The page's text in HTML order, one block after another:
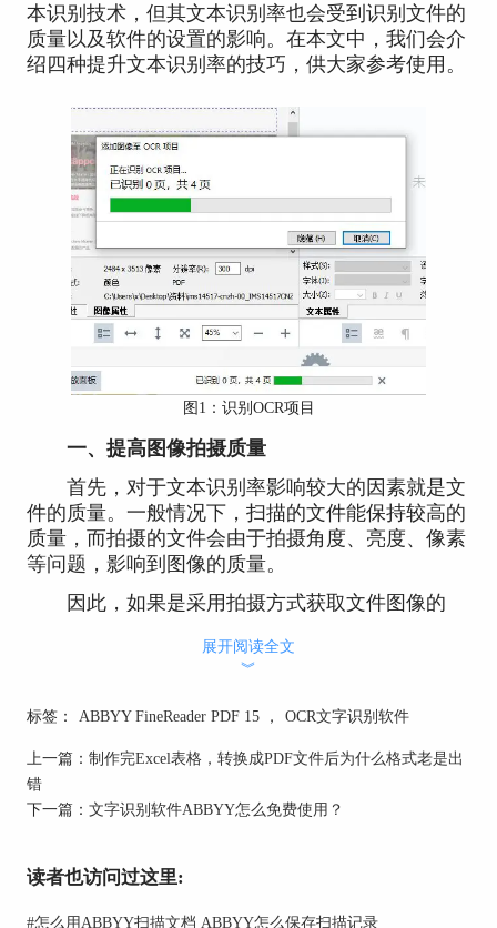
本识别技术，但其文本识别率也会受到识别文件的
质量以及软件的设置的影响。在本文中，我们会介
绍四种提升文本识别率的技巧，供大家参考使用。
图1：识别OCR项目
一、提高图像拍摄质量
首先，对于文本识别率影响较大的因素就是文
件的质量。一般情况下，扫描的文件能保持较高的
质量，而拍摄的文件会由于拍摄角度、亮度、像素
等问题，影响到图像的质量。
因此，如果是采用拍摄方式获取文件图像的
垂直，尽量减少歪斜、梯形失真等状况。
展开阅读全文
︾
标签： ABBYY FineReader PDF 15 ， OCR文字识别软件
上一篇： 制作完Excel表格，转换成PDF文件后为什么格式老是出
错
下一篇： 文字识别软件ABBYY怎么免费使用？
读者也访问过这里:
#怎么用ABBYY扫描文档 ABBYY怎么保存扫描记录